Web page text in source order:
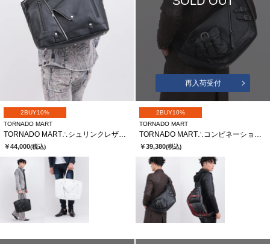
2BUY10%
TORNADO MART
TORNADO MART∴シュリンクレザーライダースボストントートバッグ
￥44,000(税込)
再入荷受付
2BUY10%
TORNADO MART
TORNADO MART∴コンビネーションレザーショルダーバッグ
￥39,380(税込)